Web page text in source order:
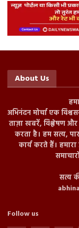
About Us
अभिनंदन मोर्चा एक
ताज़ा खबरें, विश्लेषण
करता है। हम सत्य,
कार्य करते हैं।
सत्य
Follow us